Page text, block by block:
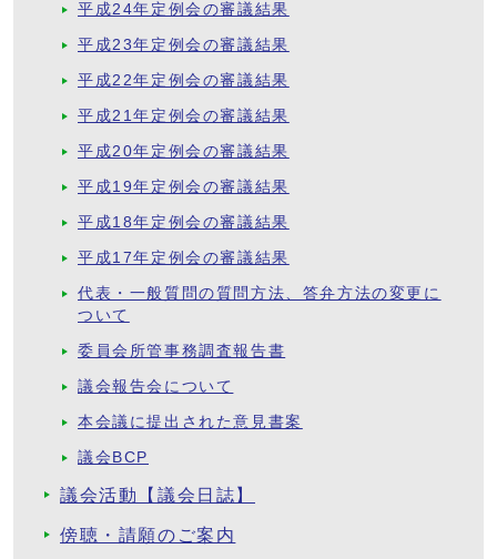
平成24年定例会の審議結果
平成23年定例会の審議結果
平成22年定例会の審議結果
平成21年定例会の審議結果
平成20年定例会の審議結果
平成19年定例会の審議結果
平成18年定例会の審議結果
平成17年定例会の審議結果
代表・一般質問の質問方法、答弁方法の変更に
ついて
委員会所管事務調査報告書
議会報告会について
本会議に提出された意見書案
議会BCP
議会活動【議会日誌】
傍聴・請願のご案内